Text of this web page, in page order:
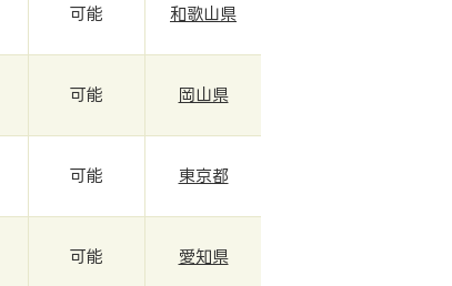
可能 和歌山県
可能 岡山県
可能 東京都
可能 愛知県